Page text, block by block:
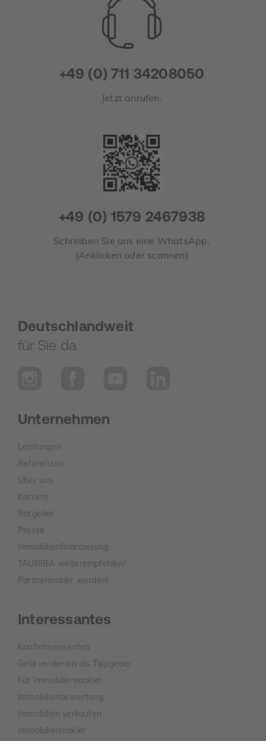
+49 (0) 711 34208050
Jetzt anrufen.
+49 (0) 1579 2467938
Schreiben Sie uns eine WhatsApp.
(Anklicken oder scannen)
Deutschlandweit
für Sie da
Unternehmen
Leistungen
Referenzen
Über uns
Karriere
Ratgeber
Presse
Immobilienfinanzierung
TAURIBA weiterempfehlen!
Partnermakler werden!
Interessantes
Kaufinteressenten
Geld verdienen als Tippgeber
Für Immobilienmakler
Immobilienbewertung
Immobilien verkaufen
Immobilienmakler